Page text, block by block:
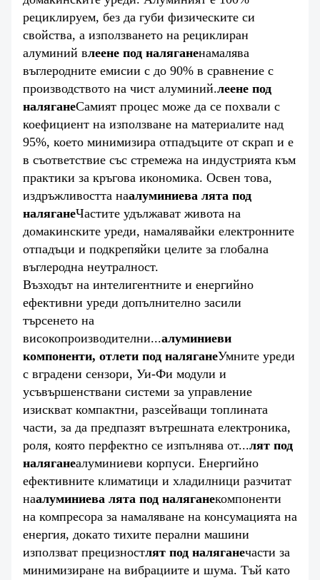
рециклируем, без да губи физическите си
свойства, а използването на рециклиран
алуминий влеене под наляганенамалява
въглеродните емисии с до 90% в сравнение с
производството на чист алуминий.леене под
наляганеСамият процес може да се похвали с
коефициент на използване на материалите над
95%, което минимизира отпадъците от скрап и е
в съответствие със стремежа на индустрията към
практики за кръгова икономика. Освен това,
издръжливостта наалуминиева лята под
наляганеЧастите удължават живота на
домакинските уреди, намалявайки електронните
отпадъци и подкрепяйки целите за глобална
въглеродна неутралност.
Възходът на интелигентните и енергийно
ефективни уреди допълнително засили
търсенето на
високопроизводителни...алуминиеви
компоненти, отлети под наляганеУмните уреди
с вградени сензори, Уи-Фи модули и
усъвършенствани системи за управление
изискват компактни, разсейващи топлината
части, за да предпазят вътрешната електроника,
роля, която перфектно се изпълнява от...лят под
наляганеалуминиеви корпуси. Енергийно
ефективните климатици и хладилници разчитат
наалуминиева лята под наляганекомпоненти
на компресора за намаляване на консумацията на
енергия, докато тихите перални машини
използват прецизностлят под наляганечасти за
минимизиране на вибрациите и шума. Тъй като